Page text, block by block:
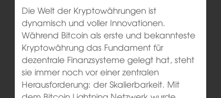
Die Welt der Kryptowährungen ist
dynamisch und voller Innovationen.
Während Bitcoin als erste und bekannteste
Kryptowährung das Fundament für
dezentrale Finanzsysteme gelegt hat, steht
sie immer noch vor einer zentralen
Herausforderung: der Skalierbarkeit. Mit